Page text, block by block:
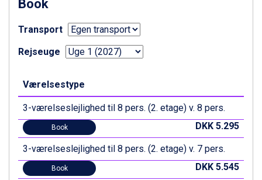
Canazei fra DKK 4.745
Ponte di Legno fra DKK 4.745
Alleghe fra DKK 5.595
Arabba fra DKK 7.045
La Thuile fra DKK 4.595
Val Thorens fra DKK 5.395
Cervinia fra DKK 5.295
Bad Hofgastein fra DKK 5.495
Passo Tonale fra DKK 3.795
Saalbach fra DKK 5.945
Sölden fra DKK 8.445
Book
Transport
Rejseuge
Værelsestype
3-værelseslejlighed til 8 pers. (2. etage) v. 8 pers.
Book DKK 5.295
3-værelseslejlighed til 8 pers. (2. etage) v. 7 pers.
Book DKK 5.545